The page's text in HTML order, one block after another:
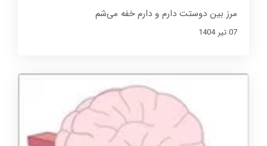
مرز بین دوستت دارم و دارم خفه می‌شم
07 تير 1404